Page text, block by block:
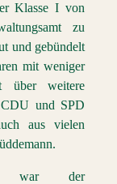
Klasse I von
zu
und gebündelt
mit weniger
über weitere
und SPD
aus vielen
war der